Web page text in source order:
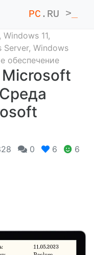
PC .RU >
, Windows 11,
Server, Windows
обеспечение
0 6
6